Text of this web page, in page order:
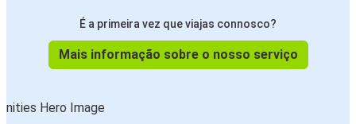
É a primeira vez que viajas connosco?
Mais informação sobre o nosso serviço